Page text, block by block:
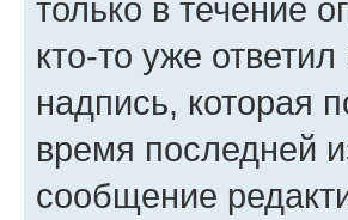
только в течение
кто-то уже
надпись, которая
время последней
сообщение